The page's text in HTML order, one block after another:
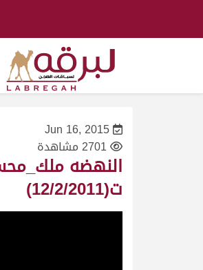
Jun 16, 2015
2701 مشاهدة
ت(12/2/2011)